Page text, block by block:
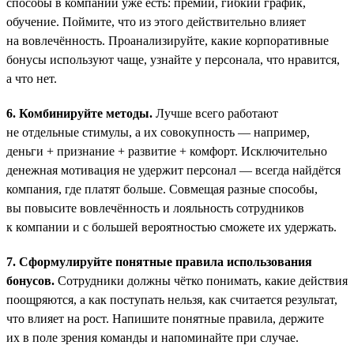
обучение. Поймите, что из этого действительно влияет
на вовлечённость. Проанализируйте, какие корпоративные
бонусы используют чаще, узнайте у персонала, что нравится,
а что нет.
6. Комбинируйте методы. Лучше всего работают
не отдельные стимулы, а их совокупность — например,
деньги + признание + развитие + комфорт. Исключительно
денежная мотивация не удержит персонал — всегда найдётся
компания, где платят больше. Совмещая разные способы,
вы повысите вовлечённость и лояльность сотрудников
к компании и с большей вероятностью сможете их удержать.
7. Сформулируйте понятные правила использования
бонусов. Сотрудники должны чётко понимать, какие действия
поощряются, а как поступать нельзя, как считается результат,
что влияет на рост. Напишите понятные правила, держите
их в поле зрения команды и напоминайте при случае.